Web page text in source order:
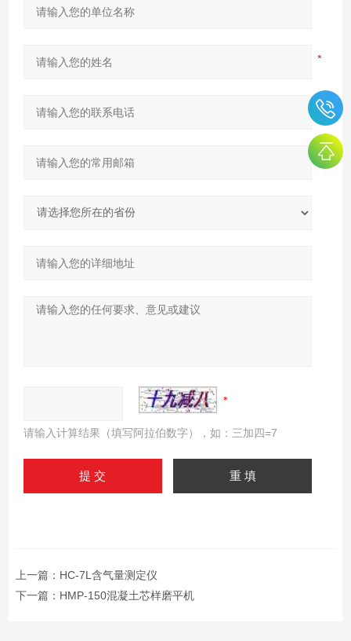
请输入计算结果（填写阿拉伯数字），如：三加四=7
上一篇： HC-7L含气量测定仪
下一篇： HMP-150混凝土芯样磨平机